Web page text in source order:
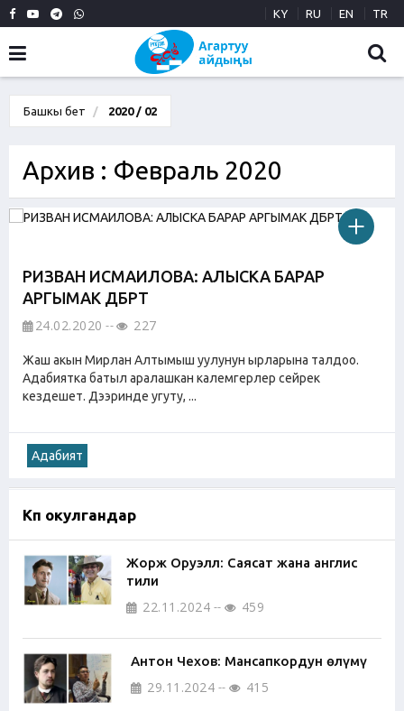
KY RU EN TR
Башкы бет 2020 / 02
Архив : Февраль 2020
РИЗВАН ИСМАИЛОВА: АЛЫСКА БАРАР
АРГЫМАК ДҮБҮРТҮ
24.02.2020 227
Жаш акын Мирлан Алтымыш уулунун ырларына талдоо.
Адабиятка батыл аралашкан калемгерлер сейрек
кездешет. Дээринде угуту, ...
Адабият
Көп окулгандар
Жорж Оруэлл: Саясат жана англис
тили
22.11.2024 459
Антон Чехов: Мансапкордун өлүмү
29.11.2024 415